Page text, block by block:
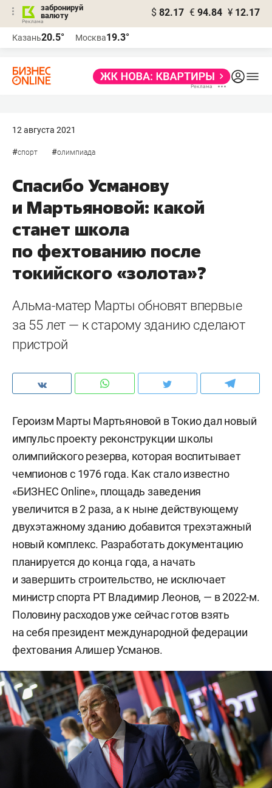
забронируй
валюту
$ 82.17 € 94.84 ¥ 12.17
Казань20.5° Москва19.3°
12 августа 2021
#спорт #олимпиада
Спасибо Усманову
и Мартьяновой: какой
станет школа
по фехтованию после
токийского «золота»?
Альма-матер Марты обновят впервые
за 55 лет — к старому зданию сделают
пристрой
Героизм Марты Мартьяновой в Токио дал новый
импульс проекту реконструкции школы
олимпийского резерва, которая воспитывает
чемпионов с 1976 года. Как стало известно
«БИЗНЕС Online», площадь заведения
увеличится в 2 раза, а к ныне действующему
двухэтажному зданию добавится трехэтажный
новый комплекс. Разработать документацию
планируется до конца года, а начать
и завершить строительство, не исключает
министр спорта РТ Владимир Леонов, — в 2022-м.
Половину расходов уже сейчас готов взять
на себя президент международной федерации
фехтования Алишер Усманов.